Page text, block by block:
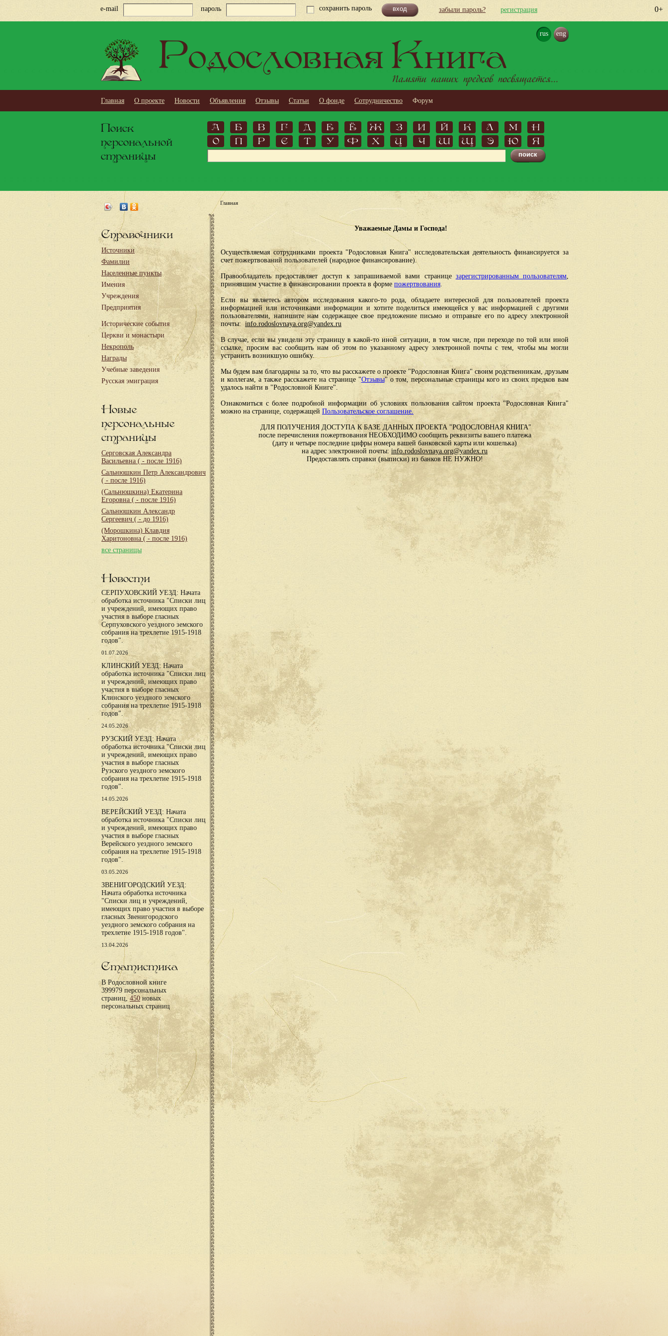
0+
e-mail пароль сохранить пароль забыли пароль? регистрация
rus eng
Родословная Книга
Памяти наших предков посвящается...
Главная О проекте Новости Объявления Отзывы Статьи О фонде Сотрудничество Форум
Поиск
персональной
страницы
А Б В Г Д Е Ё Ж З И Й К Л М
Н
О
П Р С Т У Ф Х Ц Ч Ш Щ Э Ю Я
Справочники
Источники
Фамилии
Населенные пункты
Имения
Учреждения
Предприятия
Исторические события
Церкви и монастыри
Некрополь
Награды
Учебные заведения
Русская эмиграция
Новые
персональные
страницы
Серговская Александра
Васильевна ( - после 1916)
Сальнюшкин Петр Александрович
( - после 1916)
(Сальнюшкина) Екатерина
Егоровна ( - после 1916)
Сальнюшкин Александр
Сергеевич ( - до 1916)
(Морошкина) Клавдия
Харитоновна ( - после 1916)
все страницы
Новости
СЕРПУХОВСКИЙ УЕЗД: Начата
обработка источника "Списки лиц
и учреждений, имеющих право
участия в выборе гласных
Серпуховского уездного земского
собрания на трехлетие 1915-1918
годов".
01.07.2026
КЛИНСКИЙ УЕЗД: Начата
обработка источника "Списки лиц
и учреждений, имеющих право
участия в выборе гласных
Клинского уездного земского
собрания на трехлетие 1915-1918
годов".
24.05.2026
РУЗСКИЙ УЕЗД: Начата
обработка источника "Списки лиц
и учреждений, имеющих право
участия в выборе гласных
Рузского уездного земского
собрания на трехлетие 1915-1918
годов".
14.05.2026
ВЕРЕЙСКИЙ УЕЗД: Начата
обработка источника "Списки лиц
и учреждений, имеющих право
участия в выборе гласных
Верейского уездного земского
собрания на трехлетие 1915-1918
годов".
03.05.2026
ЗВЕНИГОРОДСКИЙ УЕЗД:
Начата обработка источника
"Списки лиц и учреждений,
имеющих право участия в выборе
гласных Звенигородского
уездного земского собрания на
трехлетие 1915-1918 годов".
13.04.2026
Статистика
В Родословной книге
399979 персональных
страниц,450новых
персональных страниц
Главная
Уважаемые Дамы и Господа!
Осуществляемая сотрудниками проекта "Родословная Книга" исследовательская деятельность финансируется за
счет пожертвований пользователей (народное финансирование).
Правообладатель предоставляет доступ к запрашиваемой вами странице зарегистрированным пользователям,
принявшим участие в финансировании проекта в форме пожертвования.
Если вы являетесь автором исследования какого-то рода, обладаете интересной для пользователей проекта
информацией или источниками информации и хотите поделиться имеющейся у вас информацией с другими
пользователями, напишите нам содержащее свое предложение письмо и отправьте его по адресу электронной
почты: info.rodoslovnaya.org@yandex.ru
В случае, если вы увидели эту страницу в какой-то иной ситуации, в том числе, при переходе по той или иной
ссылке, просим вас сообщить нам об этом по указанному адресу электронной почты с тем, чтобы мы могли
устранить возникшую ошибку.
Мы будем вам благодарны за то, что вы расскажете о проекте "Родословная Книга" своим родственникам, друзьям
и коллегам, а также расскажете на странице "Отзывы" о том, персональные страницы кого из своих предков вам
удалось найти в "Родословной Книге".
Ознакомиться с более подробной информации об условиях пользования сайтом проекта "Родословная Книга"
можно на странице, содержащей Пользовательское соглашение.
ДЛЯ ПОЛУЧЕНИЯ ДОСТУПА К БАЗЕ ДАННЫХ ПРОЕКТА "РОДОСЛОВНАЯ КНИГА"
после перечисления пожертвования НЕОБХОДИМО сообщить реквизиты вашего платежа
(дату и четыре последние цифры номера вашей банковской карты или кошелька)
на адрес электронной почты: info.rodoslovnaya.org@yandex.ru
Предоставлять справки (выписки) из банков НЕ НУЖНО!